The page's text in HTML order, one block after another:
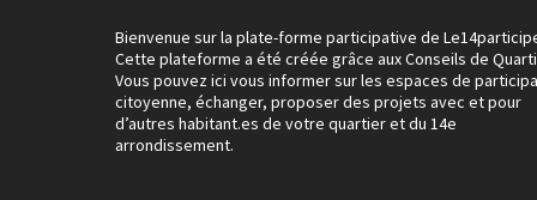
Bienvenue sur la plate-forme participative de
Cette plateforme a été créée grâce aux Conseils de
Vous pouvez ici vous informer sur les espaces de
citoyenne, échanger, proposer des projets avec et pour
d’autres habitant.es de votre quartier et du 14e
arrondissement.